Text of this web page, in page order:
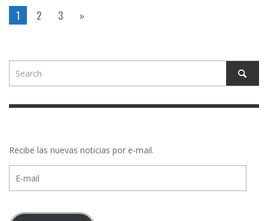
1 2 3 »
Recibe las nuevas noticias por e-mail.
mail